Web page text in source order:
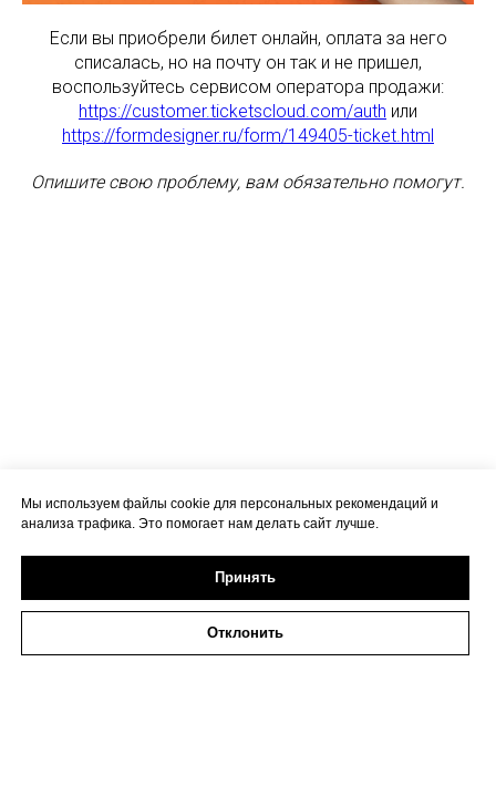
Если вы приобрели билет онлайн, оплата за него
списалась, но на почту он так и не пришел,
воспользуйтесь сервисом оператора продажи:
https://customer.ticketscloud.com/auth или
https://formdesigner.ru/form/149405-ticket.html
Опишите свою проблему, вам обязательно помогут.
Мы используем файлы cookie для персональных рекомендаций и
анализа трафика. Это помогает нам делать сайт лучше.
Принять
Отклонить